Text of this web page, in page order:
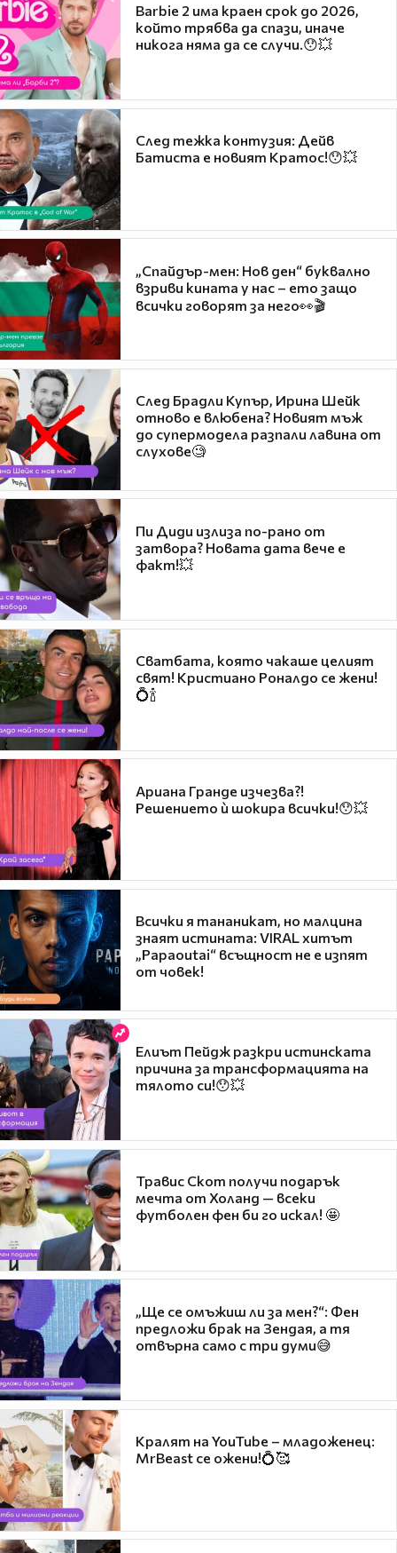
Barbie 2 има краен срок до 2026,
който трябва да спази, иначе
никога няма да се случи.😯💥
След тежка контузия: Дейв
Батиста е новият Кратос!😯💥
„Спайдър-мен: Нов ден“ буквално
взриви кината у нас – ето защо
всички говорят за него👀🎬
След Брадли Купър, Ирина Шейк
отново е влюбена? Новият мъж
до супермодела разпали лавина от
слухове🧐
Пи Диди излиза по-рано от
затвора? Новата дата вече е
факт!💥
Сватбата, която чакаше целият
свят! Кристиано Роналдо се жени!
💍🍾
Ариана Гранде изчезва?!
Решението ѝ шокира всички!😯💥
Всички я тананикат, но малцина
знаят истината: VIRAL хитът
„Papaoutai“ всъщност не е изпят
от човек!
Елиът Пейдж разкри истинската
причина за трансформацията на
тялото си!😯💥
Травис Скот получи подарък
мечта от Холанд — всеки
футболен фен би го искал! 🤩
„Ще се омъжиш ли за мен?“: Фен
предложи брак на Зендая, а тя
отвърна само с три думи😅
Кралят на YouTube – младоженец:
MrBeast се ожени!💍🥰